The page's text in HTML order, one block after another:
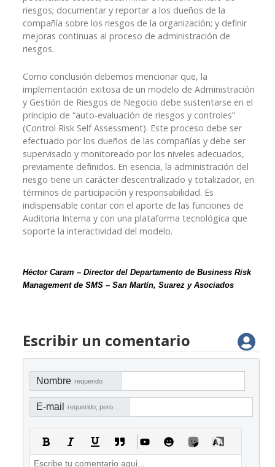
riesgos; documentar y reportar a los dueños de la
compañía sobre los riesgos de la organización; y definir
mejoras continuas al proceso de administración de
riesgos.
Como conclusión debemos mencionar que, la
implementación exitosa de un modelo de Administración
y Gestión de Riesgos de Negocio debe sustentarse en el
principio de “auto-evaluación de riesgos y controles”
(Control Risk Self Assessment). Este proceso debe ser
efectuado por los dueños de las compañías y debe ser
supervisado y monitoreado por los niveles adecuados,
previamente definidos. En esencia, la administración del
riesgo tiene un carácter descentralizado y totalizador, en
términos de participación y responsabilidad. Es
indispensable contar con el aporte de las funciones de
Auditoria Interna y con una plataforma tecnológica que
soporte la interactividad del modelo.
Héctor Caram – Director del Departamento de Business Risk
Management de SMS – San Martín, Suarez y Asociados
Escribir un comentario
Nombre requerido
E-mail